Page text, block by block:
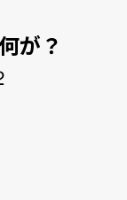
が？